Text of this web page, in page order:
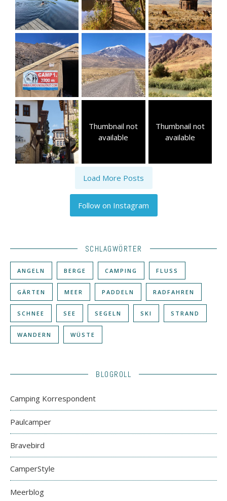
Thumbnail not
available
Thumbnail not
available
Load More Posts
Follow on Instagram
SCHLAGWÖRTER
ANGELN BERGE CAMPING FLUSS
GÄRTEN MEER PADDELN RADFAHREN
SCHNEE SEE SEGELN SKI STRAND
WANDERN WÜSTE
BLOGROLL
Camping Korrespondent
Paulcamper
Bravebird
CamperStyle
Meerblog